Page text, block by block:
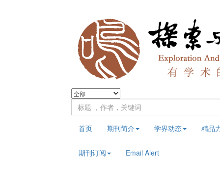
首页 期刊简介 学界动态 精品
期刊订阅 Email Alert